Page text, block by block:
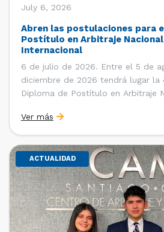
July 6, 2026
Abren las postulaciones para
Postítulo en Arbitraje
Internacional
6 de julio de 2026. Entre el 5 de
diciembre de 2026 tendrá lugar la
Diploma de Postítulo en Arbitraje
Derecho Internacional de la
Universidad de Chile y […]
Ver más
ACTUALIDAD